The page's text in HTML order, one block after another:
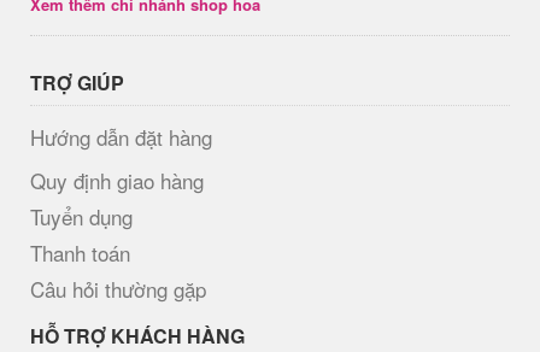
TRỢ GIÚP
Hướng dẫn đặt hàng
Quy định giao hàng
Tuyển dụng
Thanh toán
Câu hỏi thường gặp
HỖ TRỢ KHÁCH HÀNG